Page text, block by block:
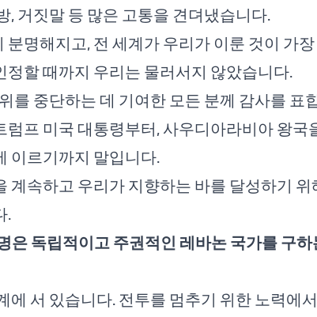
, 거짓말 등 많은 고통을 견뎌냈습니다.
명해지고, 전 세계가 우리가 이룬 것이 가
정할 때까지 우리는 물러서지 않았습니다.
를 중단하는 데 기여한 모든 분께 감사를 표
럼프 미국 대통령부터, 사우디아라비아 왕국
이르기까지 말입니다.
계속하고 우리가 지향하는 바를 달성하기 위
.
은 독립적이고 주권적인 레바논 국가를 구하
에 서 있습니다. 전투를 멈추기 위한 노력에